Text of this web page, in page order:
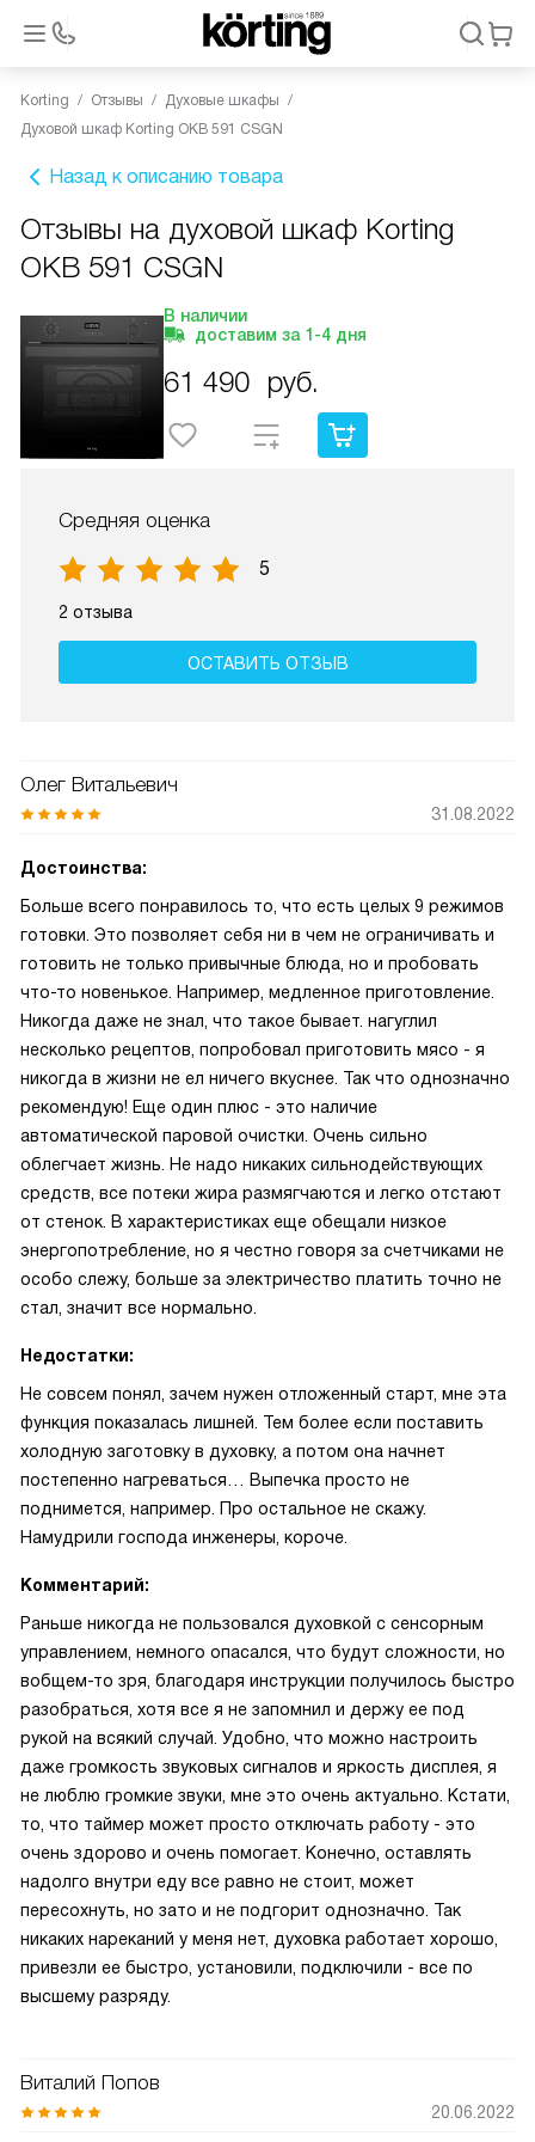
Korting Отзывы
Духовые шкафы
Духовой шкаф Korting OKB 591 CSGN
Назад к описанию товара
Отзывы на духовой шкаф Korting
OKB 591 CSGN
В наличии
доставим за 1-4 дня
61 490 руб.
Средняя оценка
5
2 отзыва
ОСТАВИТЬ ОТЗЫВ
Олег Витальевич
31.08.2022
Достоинства:
Больше всего понравилось то, что есть целых 9 режимов
готовки. Это позволяет себя ни в чем не ограничивать и
готовить не только привычные блюда, но и пробовать
что-то новенькое. Например, медленное приготовление.
Никогда даже не знал, что такое бывает. нагуглил
несколько рецептов, попробовал приготовить мясо - я
никогда в жизни не ел ничего вкуснее. Так что однозначно
рекомендую! Еще один плюс - это наличие
автоматической паровой очистки. Очень сильно
облегчает жизнь. Не надо никаких сильнодействующих
средств, все потеки жира размягчаются и легко отстают
от стенок. В характеристиках еще обещали низкое
энергопотребление, но я честно говоря за счетчиками не
особо слежу, больше за электричество платить точно не
стал, значит все нормально.
Недостатки:
Не совсем понял, зачем нужен отложенный старт, мне эта
функция показалась лишней. Тем более если поставить
холодную заготовку в духовку, а потом она начнет
постепенно нагреваться… Выпечка просто не
поднимется, например. Про остальное не скажу.
Намудрили господа инженеры, короче.
Комментарий:
Раньше никогда не пользовался духовкой с сенсорным
управлением, немного опасался, что будут сложности, но
вобщем-то зря, благодаря инструкции получилось быстро
разобраться, хотя все я не запомнил и держу ее под
рукой на всякий случай. Удобно, что можно настроить
даже громкость звуковых сигналов и яркость дисплея, я
не люблю громкие звуки, мне это очень актуально. Кстати,
то, что таймер может просто отключать работу - это
очень здорово и очень помогает. Конечно, оставлять
надолго внутри еду все равно не стоит, может
пересохнуть, но зато и не подгорит однозначно. Так
никаких нареканий у меня нет, духовка работает хорошо,
привезли ее быстро, установили, подключили - все по
высшему разряду.
Виталий Попов
20.06.2022